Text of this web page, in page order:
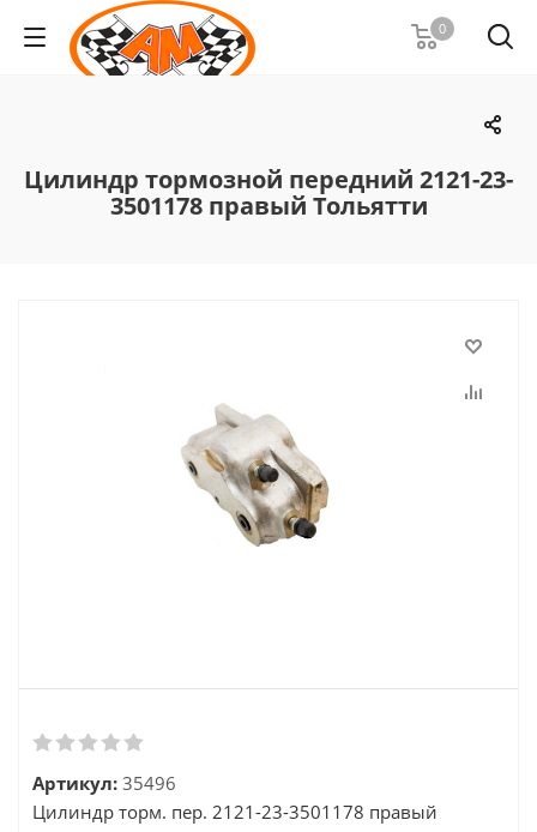
0
Цилиндр тормозной передний 2121-23-
3501178 правый Тольятти
Артикул: 35496
Цилиндр торм. пер. 2121-23-3501178 правый